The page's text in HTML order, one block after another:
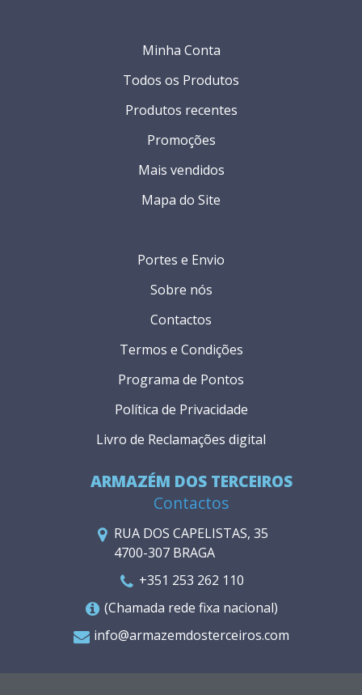
ARMAZÉM DOS TERCEIROS
Contactos
RUA DOS CAPELISTAS, 35
4700-307 BRAGA
+351 253 262 110
(Chamada rede fixa nacional)
info@armazemdosterceiros.com
Portes e Envio
Sobre nós
Contactos
Termos e Condições
Programa de Pontos
Política de Privacidade
Livro de Reclamações digital
Minha Conta
Todos os Produtos
Produtos recentes
Promoções
Mais vendidos
Mapa do Site